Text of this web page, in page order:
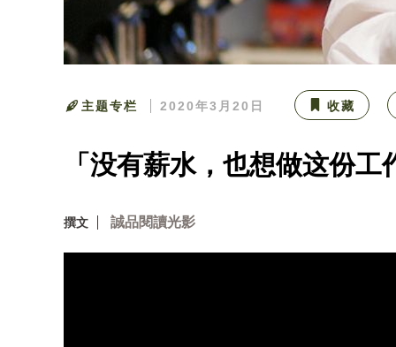
主题专栏 2020年3月20日 收藏
「没有薪水，也想做这份
撰文 誠品閱讀光影